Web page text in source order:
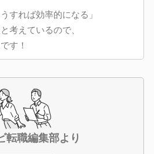
すれば効率的になる」
考えているので、
す！
転職編集部より